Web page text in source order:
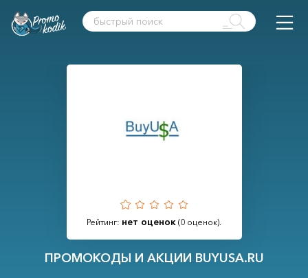
Рейтинг: нет оценок (0 оценок).
ПРОМОКОДЫ И АКЦИИ BUYUSA.RU